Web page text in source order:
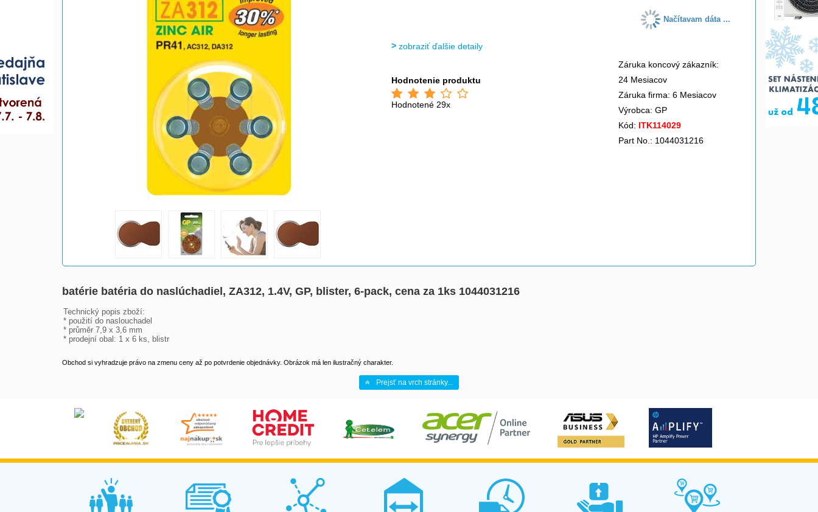
Načítavam dáta ...
zobraziť ďalšie detaily
Hodnotenie produktu
Hodnotené 29x
Záruka koncový zákazník:
24 Mesiacov
Záruka firma: 6 Mesiacov
Výrobca: GP
Kód: ITK114029
Part No.: 1044031216
batérie batéria do naslúchadiel, ZA312, 1.4V, GP, blister, 6-pack, cena za 1ks 1044031216
Technický popis zboží:
* použití do naslouchadel
* průměr 7,9 x 3,6 mm
* prodejní obal: 1 x 6 ks, blistr
Obchod si vyhradzuje právo na zmenu ceny až po potvrdenie objednávky. Obrázok má len ilustračný charakter.
Prejsť na vrch stránky...